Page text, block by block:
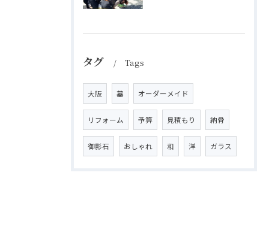
タグ Tags
大阪 墓 オーダーメイド
リフォーム 予算 見積もり 納骨
御影石 おしゃれ 和 洋 ガラス